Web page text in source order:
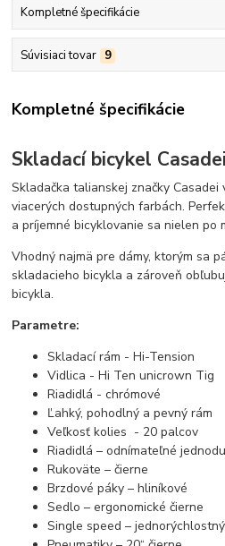
Kompletné špecifikácie
Súvisiaci tovar 9
Kompletné špecifikácie
Skladací bicykel
Skladačka talianskej značky Casadei
viacerých dostupných farbách.
a príjemné bicyklovanie sa nielen po
Vhodný najmä pre dámy, ktorým sa
skladacieho bicykla a zároveň
bicykla.
Parametre:
Skladací rám - Hi-Tension
Vidlica - Hi Ten unicrown Tig
Riadidlá - chrómové
Ľahký, pohodlný a pevný rám
Veľkosť kolies - 20 palcov
Riadidlá – odnímateľné
Rukoväte – čierne
Brzdové páky – hliníkové
Sedlo – ergonomické čierne
Single speed –